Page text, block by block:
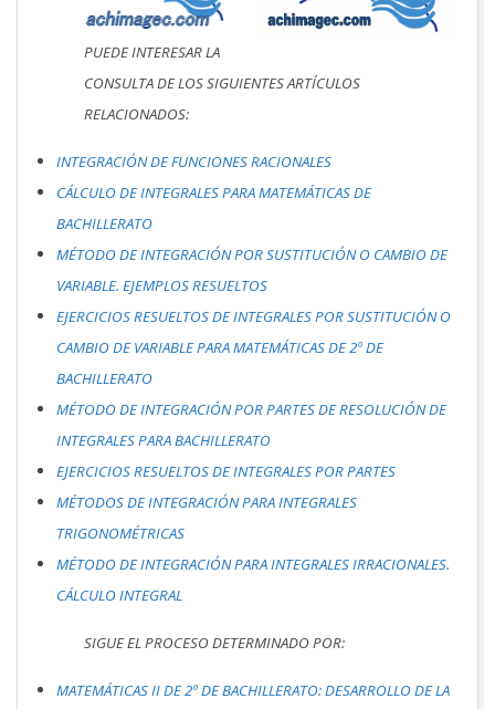
PUEDE INTERESAR LA
CONSULTA DE LOS SIGUIENTES ARTÍCULOS
RELACIONADOS:
INTEGRACIÓN DE FUNCIONES RACIONALES
CÁLCULO DE INTEGRALES PARA MATEMÁTICAS DE
BACHILLERATO
MÉTODO DE INTEGRACIÓN POR SUSTITUCIÓN O CAMBIO DE
VARIABLE. EJEMPLOS RESUELTOS
EJERCICIOS RESUELTOS DE INTEGRALES POR SUSTITUCIÓN O
CAMBIO DE VARIABLE PARA MATEMÁTICAS DE 2º DE
BACHILLERATO
MÉTODO DE INTEGRACIÓN POR PARTES DE RESOLUCIÓN DE
INTEGRALES PARA BACHILLERATO
EJERCICIOS RESUELTOS DE INTEGRALES POR PARTES
MÉTODOS DE INTEGRACIÓN PARA INTEGRALES
TRIGONOMÉTRICAS
MÉTODO DE INTEGRACIÓN PARA INTEGRALES IRRACIONALES.
CÁLCULO INTEGRAL
SIGUE EL PROCESO DETERMINADO POR:
MATEMÁTICAS II DE 2º DE BACHILLERATO: DESARROLLO DE LA